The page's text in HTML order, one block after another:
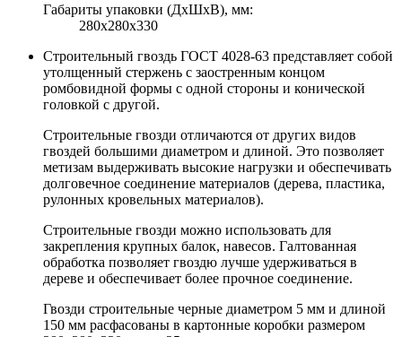
Габариты упаковки (ДхШхВ), мм:
280х280х330
Строительный гвоздь ГОСТ 4028-63 представляет собой
утолщенный стержень с заостренным концом
ромбовидной формы с одной стороны и конической
головкой с другой.
Строительные гвозди отличаются от других видов
гвоздей большими диаметром и длиной. Это позволяет
метизам выдерживать высокие нагрузки и обеспечивать
долговечное соединение материалов (дерева, пластика,
рулонных кровельных материалов).
Строительные гвозди можно использовать для
закрепления крупных балок, навесов. Галтованная
обработка позволяет гвоздю лучше удерживаться в
дереве и обеспечивает более прочное соединение.
Гвозди строительные черные диаметром 5 мм и длиной
150 мм расфасованы в картонные коробки размером